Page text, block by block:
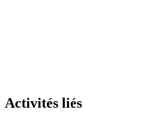
Activités liés